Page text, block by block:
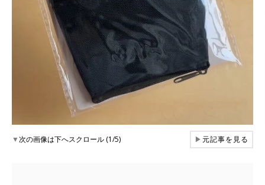
▼次の画像は下へスクロール (1/5) ▶元記事を見る